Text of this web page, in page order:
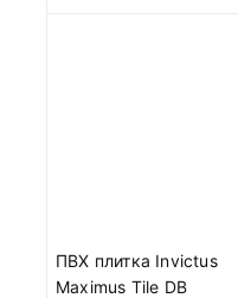
ПВХ плитка Invictus
Maximus Tile DB